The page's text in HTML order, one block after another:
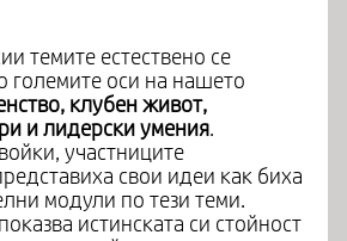
темите естествено се
големите оси на нашето
клубен живот,
и лидерски умения.
участниците
свои идеи как биха
модули по тези теми.
истинската си стойност